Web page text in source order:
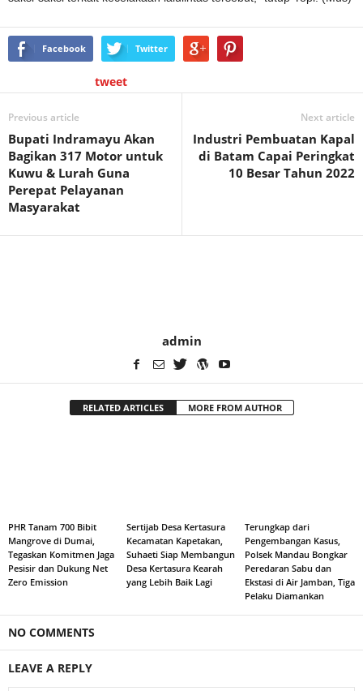
Facebook Twitter
tweet
Previous article
Bupati Indramayu Akan
Bagikan 317 Motor untuk
Kuwu & Lurah Guna
Perepat Pelayanan
Masyarakat
Next article
Industri Pembuatan Kapal
di Batam Capai Peringkat
10 Besar Tahun 2022
admin
RELATED ARTICLES MORE FROM AUTHOR
PHR Tanam 700 Bibit
Mangrove di Dumai,
Tegaskan Komitmen Jaga
Pesisir dan Dukung Net
Zero Emission
Sertijab Desa Kertasura
Kecamatan Kapetakan,
Suhaeti Siap Membangun
Desa Kertasura Kearah
yang Lebih Baik Lagi
Terungkap dari
Pengembangan Kasus,
Polsek Mandau Bongkar
Peredaran Sabu dan
Ekstasi di Air Jamban, Tiga
Pelaku Diamankan
NO COMMENTS
LEAVE A REPLY